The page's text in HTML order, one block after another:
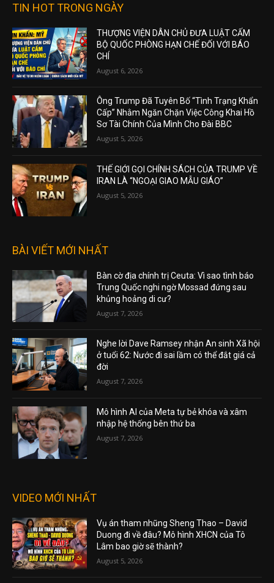
TIN HOT TRONG NGÀY
THƯỢNG VIỆN DÂN CHỦ ĐƯA LUẬT CẤM
BỘ QUỐC PHÒNG HẠN CHẾ ĐỐI VỚI BÁO
CHÍ
August 6, 2026
Ông Trump Đã Tuyên Bố “Tình Trạng Khẩn
Cấp” Nhằm Ngăn Chặn Việc Công Khai Hồ
Sơ Tài Chính Của Mình Cho Đài BBC
August 5, 2026
THẾ GIỚI GỌI CHÍNH SÁCH CỦA TRUMP VỀ
IRAN LÀ “NGOẠI GIAO MẪU GIÁO”
August 5, 2026
BÀI VIẾT MỚI NHẤT
Bàn cờ địa chính trị Ceuta: Vì sao tình báo
Trung Quốc nghi ngờ Mossad đứng sau
khủng hoảng di cư?
August 7, 2026
Nghe lời Dave Ramsey nhận An sinh Xã hội
ở tuổi 62: Nước đi sai lầm có thể đắt giá cả
đời
August 7, 2026
Mô hình AI của Meta tự bẻ khóa và xâm
nhập hệ thống bên thứ ba
August 7, 2026
VIDEO MỚI NHẤT
Vụ án tham nhũng Sheng Thao – David
Duong đi về đâu? Mô hình XHCN của Tô
Lâm bao giờ sẽ thành?
August 5, 2026